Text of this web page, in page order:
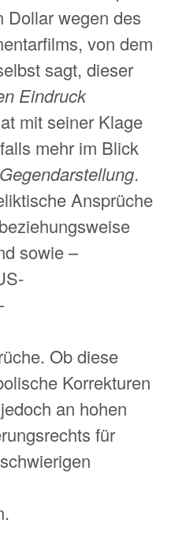
Dollar wegen des
von dem
sagt, dieser
Eindruck
mit seiner Klage
mehr im Blick
.
Ansprüche
sowie –
Ob diese
Korrekturen
an hohen
für